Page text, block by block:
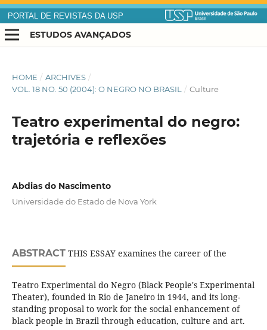
PORTAL DE REVISTAS DA USP
ESTUDOS AVANÇADOS
HOME / ARCHIVES /
VOL. 18 NO. 50 (2004): O NEGRO NO BRASIL / Culture
Teatro experimental do negro:
trajetória e reflexões
Abdias do Nascimento
Universidade do Estado de Nova York
ABSTRACTTHIS ESSAY examines the career of the
Teatro Experimental do Negro (Black People's Experimental
Theater), founded in Rio de Janeiro in 1944, and its long-
standing proposal to work for the social enhancement of
black people in Brazil through education, culture and art.